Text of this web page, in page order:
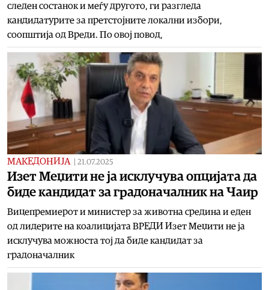
следен состанок и меѓу другото, ги разгледа
кандидатурите за претстојните локални избори,
соопштија од Вреди. По овој повод,
МАКЕДОНИЈА 21.07.2025
Изет Меџити не ја исклучува опцијата да
биде кандидат за градоначалник на Чаир
Вицепремиерот и министер за животна средина и еден
од лидерите на коалицијата ВРЕДИ Изет Меџити не ја
исклучува можноста тој да биде кандидат за
градоначалник